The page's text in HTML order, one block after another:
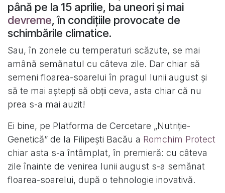
până pe la 15 aprilie, ba uneori și mai
devreme, în condițiile provocate de
schimbările climatice.
Sau, în zonele cu temperaturi scăzute, se mai
amână semănatul cu câteva zile. Dar chiar să
semeni floarea-soarelui în pragul lunii august și
să te mai aștepți să obții ceva, asta chiar că nu
prea s-a mai auzit!
Ei bine, pe Platforma de Cercetare „Nutriție-
Genetică” de la Filipești Bacău a Romchim Protect
chiar asta s-a întâmplat, în premieră: cu câteva
zile înainte de venirea lunii august s-a semănat
floarea-soarelui, după o tehnologie inovativă.